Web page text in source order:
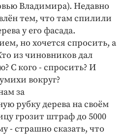
и ЖКХ
Владимира). Недавно
тем, что там спилили
у его фасада.
но хочется спросить, а
из чиновников дал
С кого - спросить? И
вокруг?
за
рубку дерева на своём
грозит штраф до 5000
- страшно сказать, что